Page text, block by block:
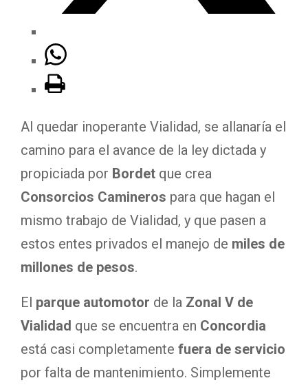
Al quedar inoperante Vialidad, se allanaría el
camino para el avance de la ley dictada y
propiciada por Bordet que crea
Consorcios Camineros para que hagan el
mismo trabajo de Vialidad, y que pasen a
estos entes privados el manejo de miles de
millones de pesos.
El parque automotor de la Zonal V de
Vialidad que se encuentra en Concordia
está casi completamente fuera de servicio
por falta de mantenimiento. Simplemente